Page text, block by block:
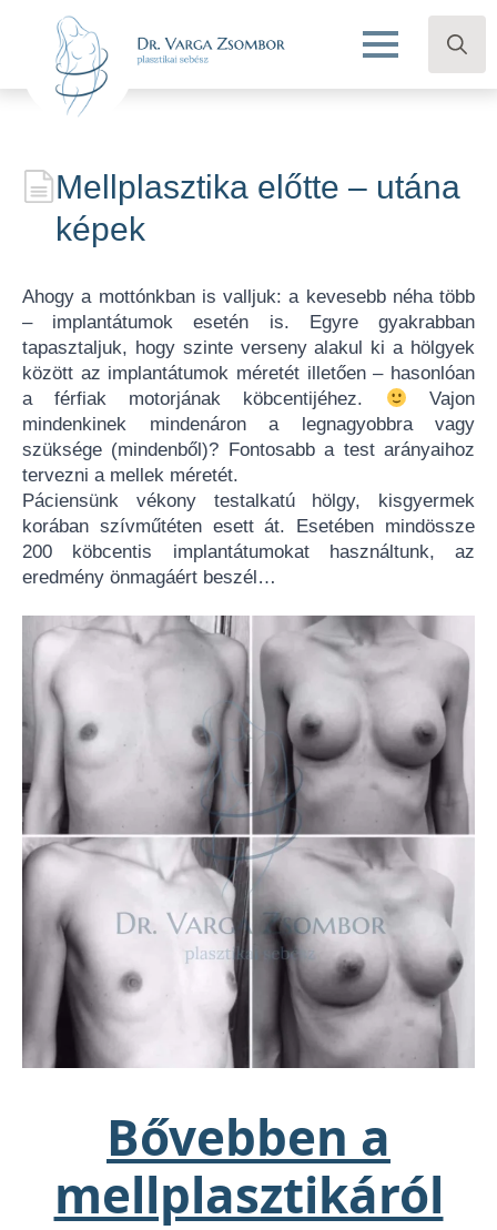
Mellplasztika előtte – utána
képek
Ahogy a mottónkban is valljuk: a kevesebb néha több
– implantátumok esetén is. Egyre gyakrabban
tapasztaljuk, hogy szinte verseny alakul ki a hölgyek
között az implantátumok méretét illetően – hasonlóan
a férfiak motorjának köbcentijéhez.
Vajon
mindenkinek mindenáron a legnagyobbra vagy
szüksége (mindenből)? Fontosabb a test arányaihoz
tervezni a mellek méretét.
Páciensünk vékony testalkatú hölgy, kisgyermek
korában szívműtéten esett át. Esetében mindössze
200 köbcentis implantátumokat használtunk, az
eredmény önmagáért beszél…
Bővebben a
mellplasztikáról